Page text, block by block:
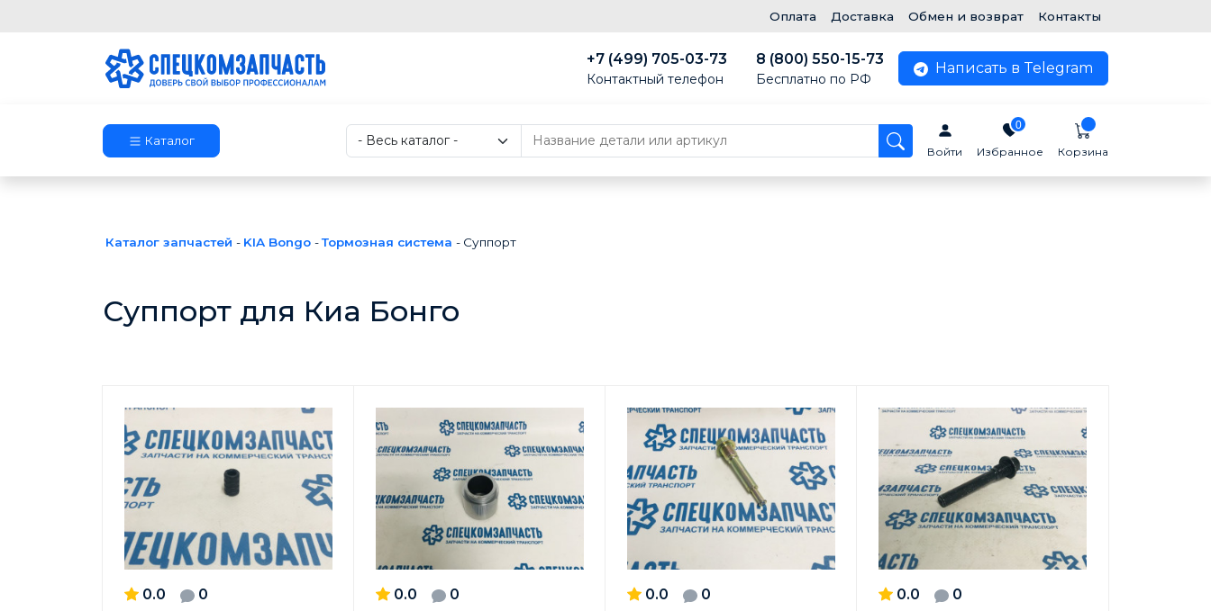
Оплата Доставка Обмен и возврат Контакты
+7 (499) 705-03-73
Контактный телефон
8 (800) 550-15-73
Бесплатно по РФ
Написать в Telegram
Каталог
Войти Избранное
0
Корзина
Каталог запчастей - KIA Bongo -Тормозная система - Суппорт
Суппорт для Киа Бонго
0.0
0
0.0
0
0.0
0
0.0
0